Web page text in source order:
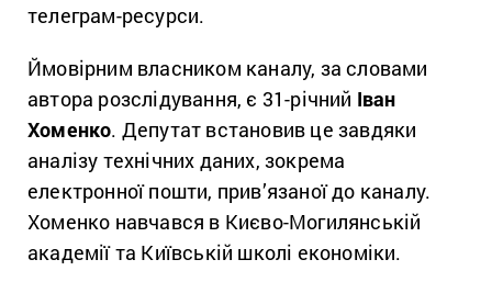
телеграм-ресурси.
Ймовірним власником каналу, за словами
автора розслідування, є 31-річний Іван
Хоменко. Депутат встановив це завдяки
аналізу технічних даних, зокрема
електронної пошти, прив’язаної до каналу.
Хоменко навчався в Києво-Могилянській
академії та Київській школі економіки.